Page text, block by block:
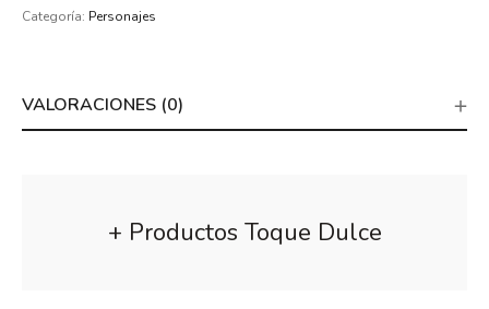
Categoría: Personajes
VALORACIONES (0)
+ Productos Toque Dulce